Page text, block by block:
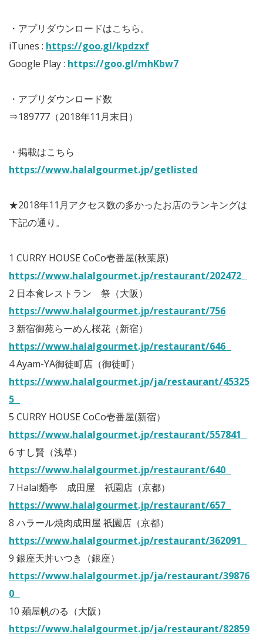
・アプリダウンロードはこちら。
iTunes : https://goo.gl/kpdzxf
Google Play : https://goo.gl/mhKbw7
・アプリダウンロード数
⇒189777（2018年11月末日）
・掲載はこちら
https://www.halalgourmet.jp/getlisted
★2018年11月アクセス数の多かったお店のランキングは
下記の通り。
1 CURRY HOUSE CoCo壱番屋(秋葉原)
https://www.halalgourmet.jp/restaurant/202472
2 日本食レストラン 祭（大阪）
https://www.halalgourmet.jp/restaurant/756
3 新宿御苑らーめん桜花（新宿）
https://www.halalgourmet.jp/restaurant/646
4 Ayam-YA御徒町店（御徒町）
https://www.halalgourmet.jp/ja/restaurant/45325
5
5 CURRY HOUSE CoCo壱番屋(新宿）
https://www.halalgourmet.jp/restaurant/557841
6 すし賢（浅草）
https://www.halalgourmet.jp/restaurant/640
7 Halal麺亭 成田屋 祇園店（京都）
https://www.halalgourmet.jp/restaurant/657
8 ハラール焼肉成田屋 祇園店（京都）
https://www.halalgourmet.jp/restaurant/362091
9 銀座天丼いつき（銀座）
https://www.halalgourmet.jp/ja/restaurant/39876
0
10 麺屋帆のる（大阪）
https://www.halalgourmet.jp/ja/restaurant/82859